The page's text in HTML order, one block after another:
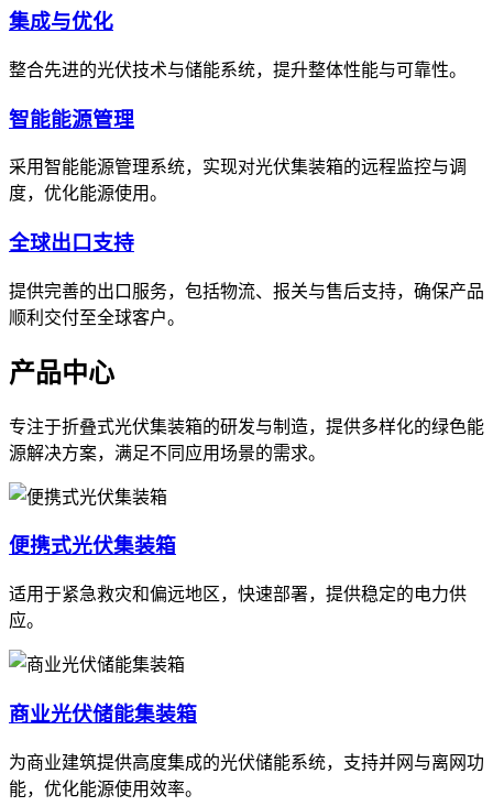
集成与优化
整合先进的光伏技术与储能系统，提升整体性能与可靠性。
智能能源管理
采用智能能源管理系统，实现对光伏集装箱的远程监控与调
度，优化能源使用。
全球出口支持
提供完善的出口服务，包括物流、报关与售后支持，确保产品
顺利交付至全球客户。
产品中心
专注于折叠式光伏集装箱的研发与制造，提供多样化的绿色能
源解决方案，满足不同应用场景的需求。
便携式光伏集装箱
适用于紧急救灾和偏远地区，快速部署，提供稳定的电力供
应。
商业光伏储能集装箱
为商业建筑提供高度集成的光伏储能系统，支持并网与离网功
能，优化能源使用效率。